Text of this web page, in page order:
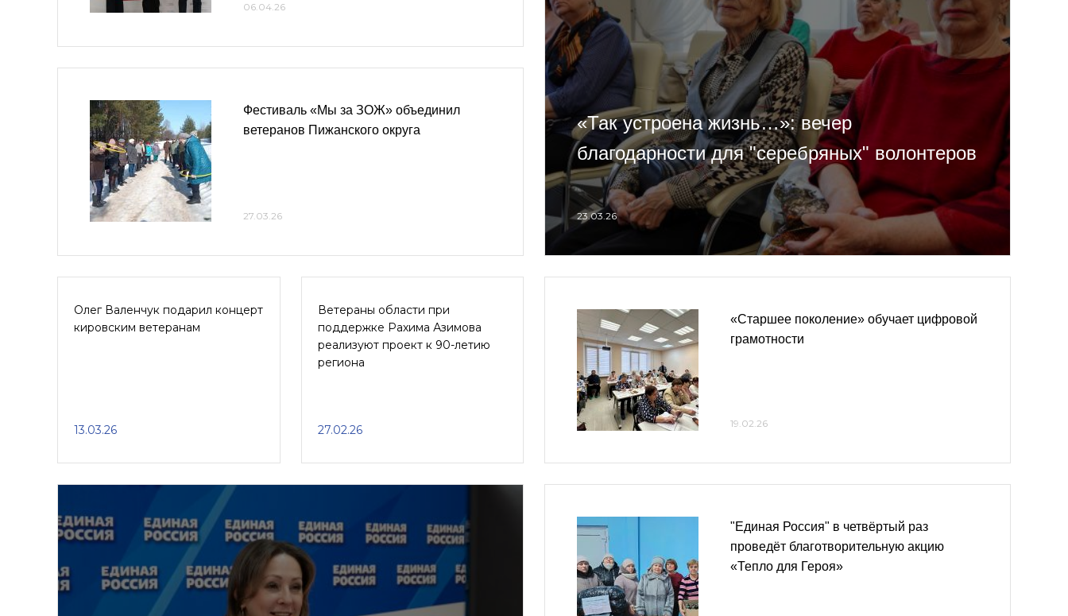
06.04.26
Фестиваль «Мы за ЗОЖ» объединил
ветеранов Пижанского округа
27.03.26
«Так устроена жизнь…»: вечер
благодарности для "серебряных" волонтеров
23.03.26
Олег Валенчук подарил концерт
кировским ветеранам
13.03.26
Ветераны области при
поддержке Рахима Азимова
реализуют проект к 90-летию
региона
27.02.26
«Старшее поколение» обучает цифровой
грамотности
19.02.26
"Единая Россия" в четвёртый раз
проведёт благотворительную акцию
«Тепло для Героя»